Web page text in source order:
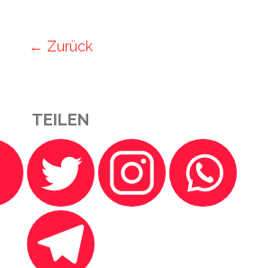
← Zurück
TEILEN